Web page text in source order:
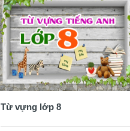
Từ vựng lớp 8